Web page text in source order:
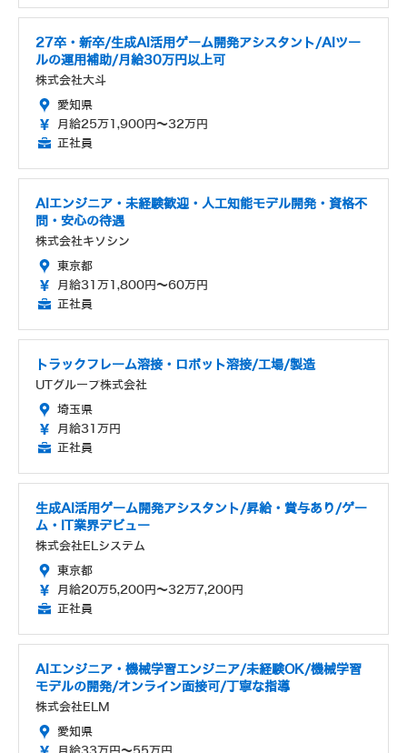
27卒・新卒/生成AI活用ゲーム開発アシスタント/AIツー
ルの運用補助/月給30万円以上可
株式会社大斗
愛知県
月給25万1,900円～32万円
正社員
AIエンジニア・未経験歓迎・人工知能モデル開発・資格不
問・安心の待遇
株式会社キソシン
東京都
月給31万1,800円～60万円
正社員
トラックフレーム溶接・ロボット溶接/工場/製造
UTグループ株式会社
埼玉県
月給31万円
正社員
生成AI活用ゲーム開発アシスタント/昇給・賞与あり/ゲー
ム・IT業界デビュー
株式会社ELシステム
東京都
月給20万5,200円～32万7,200円
正社員
AIエンジニア・機械学習エンジニア/未経験OK/機械学習
モデルの開発/オンライン面接可/丁寧な指導
株式会社ELM
愛知県